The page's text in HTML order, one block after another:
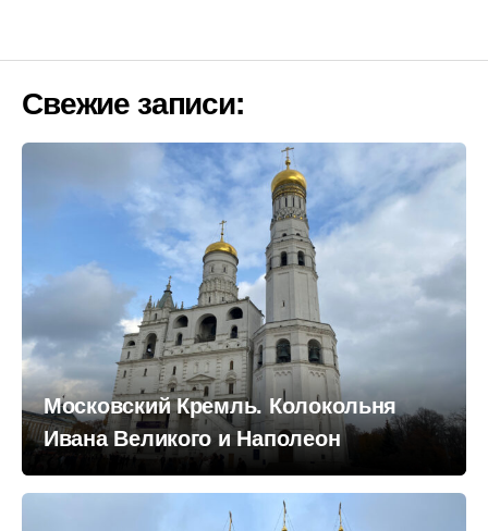
Свежие записи:
Московский Кремль. Колокольня
Ивана Великого и Наполеон